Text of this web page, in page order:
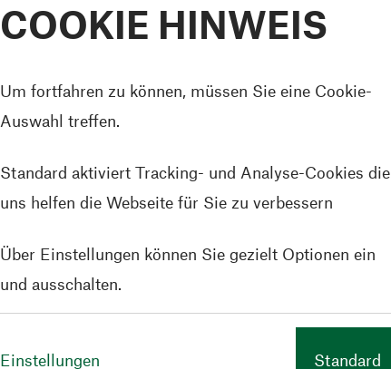
COOKIE HINWEIS
Um fortfahren zu können, müssen Sie eine Cookie-
Auswahl treffen.
Standard aktiviert Tracking- und Analyse-Cookies die
uns helfen die Webseite für Sie zu verbessern
Über Einstellungen können Sie gezielt Optionen ein
und ausschalten.
Einstellungen Standard